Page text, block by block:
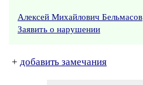
Алексей Михайлович Бельмасов
Заявить о нарушении
+ добавить замечания